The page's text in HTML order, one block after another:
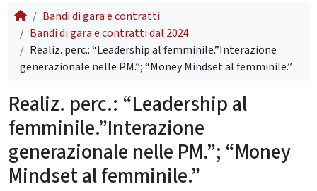
Bandi di gara e contratti
Bandi di gara e contratti dal 2024
Realiz. perc.: “Leadership al femminile.”Interazione
generazionale nelle PM.”; “Money Mindset al femminile.”
Realiz. perc.: “Leadership al
femminile.”Interazione
generazionale nelle PM.”; “Money
Mindset al femminile.”